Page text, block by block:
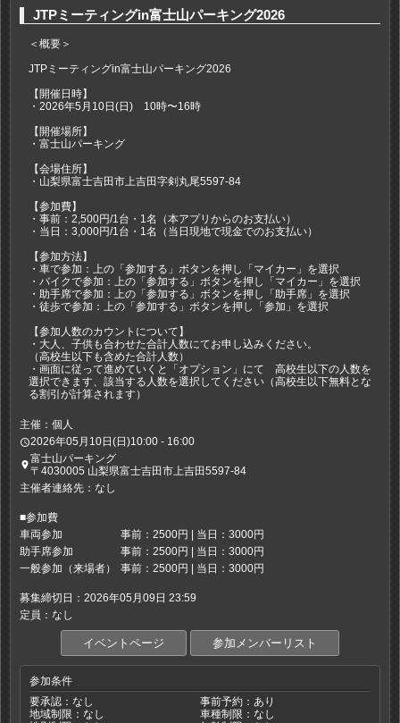
JTPミーティングin富士山パーキング2026
＜概要＞
JTPミーティングin富士山パーキング2026
【開催日時】
・2026年5月10日(日) 10時〜16時
【開催場所】
・富士山パーキング
【会場住所】
・山梨県富士吉田市上吉田字剣丸尾5597-84
【参加費】
・事前：2,500円/1台・1名（本アプリからのお支払い）
・当日：3,000円/1台・1名（当日現地で現金でのお支払い）
【参加方法】
・車で参加：上の「参加する」ボタンを押し「マイカー」を選択
・バイクで参加：上の「参加する」ボタンを押し「マイカー」を選択
・助手席で参加：上の「参加する」ボタンを押し「助手席」を選択
・徒歩で参加：上の「参加する」ボタンを押し「参加」を選択
【参加人数のカウントについて】
・大人、子供も合わせた合計人数にてお申し込みください。
（高校生以下も含めた合計人数）
・画面に従って進めていくと「オプション」にて 高校生以下の人数を
選択できます、該当する人数を選択してください（高校生以下無料とな
る割引が計算されます）
主催：個人
access_time2026年05月10日(日)10:00 - 16:00
place富士山パーキング
〒4030005 山梨県富士吉田市上吉田5597-84
主催者連絡先：なし
■参加費
車両参加
事前：2500円 | 当日：3000円
助手席参加
事前：2500円 | 当日：3000円
一般参加（来場者）
事前：2500円 | 当日：3000円
募集締切日：2026年05月09日 23:59
定員：なし
イベントページ 参加メンバーリスト
参加条件
要承認：なし
事前予約：あり
地域制限：なし
車種制限：なし